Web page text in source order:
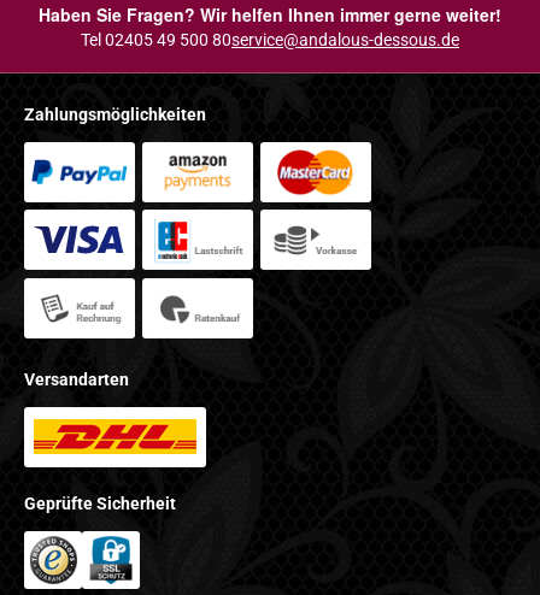
Haben Sie Fragen? Wir helfen Ihnen immer gerne weiter!
Tel 02405 49 500 80service@andalous-dessous.de
Zahlungsmöglichkeiten
Versandarten
Geprüfte Sicherheit